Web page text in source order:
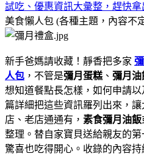
試吃、優惠資訊大彙整，趕快
美食懶人包 (各種主題，內容不
新手爸媽請收藏！靜香把多家
人包 ，不管是彌月蛋糕 、 彌月油
想知道餐點長怎樣，如何申請
篇詳細把這些資訊羅列出來，
店、老店通通有， 素食彌月油飯
整理。替自家寶貝送給親友的
驚喜也吃得開心。收錄的內容